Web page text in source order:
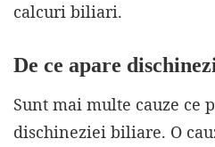
calcuri biliari.
De ce apare
Sunt mai multe cauze ce
dischineziei biliare. O